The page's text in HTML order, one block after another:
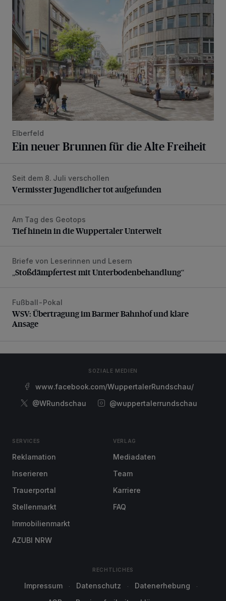
Elberfeld
Ein neuer Brunnen für die Alte Freiheit
Vermisster Jugendlicher tot aufgefunden
Seit dem 8. Juli verschollen
Vermisster Jugendlicher tot aufgefunden
Tief hinein in die Wuppertaler Unterwelt
Am Tag des Geotops
Tief hinein in die Wuppertaler Unterwelt
„Stoßdämpfertest mit Unterbodenbehandlung“
Briefe von Leserinnen und Lesern
„Stoßdämpfertest mit Unterbodenbehandlung“
WSV: Übertragung im Barmer Bahnhof und klare Ansage
Fußball-Pokal
WSV: Übertragung im Barmer Bahnhof und klare
Ansage
SOZIALE MEDIEN
www.facebook.com/WuppertalerRundschau/
@WRundschau
@wuppertalerrundschau
SERVICES
Reklamation
Inserieren
Trauerportal
Stellenmarkt
Immobilienmarkt
AZUBI NRW
VERLAG
Mediadaten
Team
Karriere
FAQ
RECHTLICHES
Impressum Datenschutz
Datenerhebung